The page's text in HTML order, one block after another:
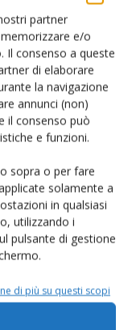
partner
e/o
Il consenso a queste
di elaborare
la navigazione
annunci (non)
il consenso può
e funzioni.
sopra o per fare
solamente a
in qualsiasi
utilizzando i
pulsante di gestione
di più su questi scopi
stalla per
2025
vissuto il suo
svolto il 2 ottobre